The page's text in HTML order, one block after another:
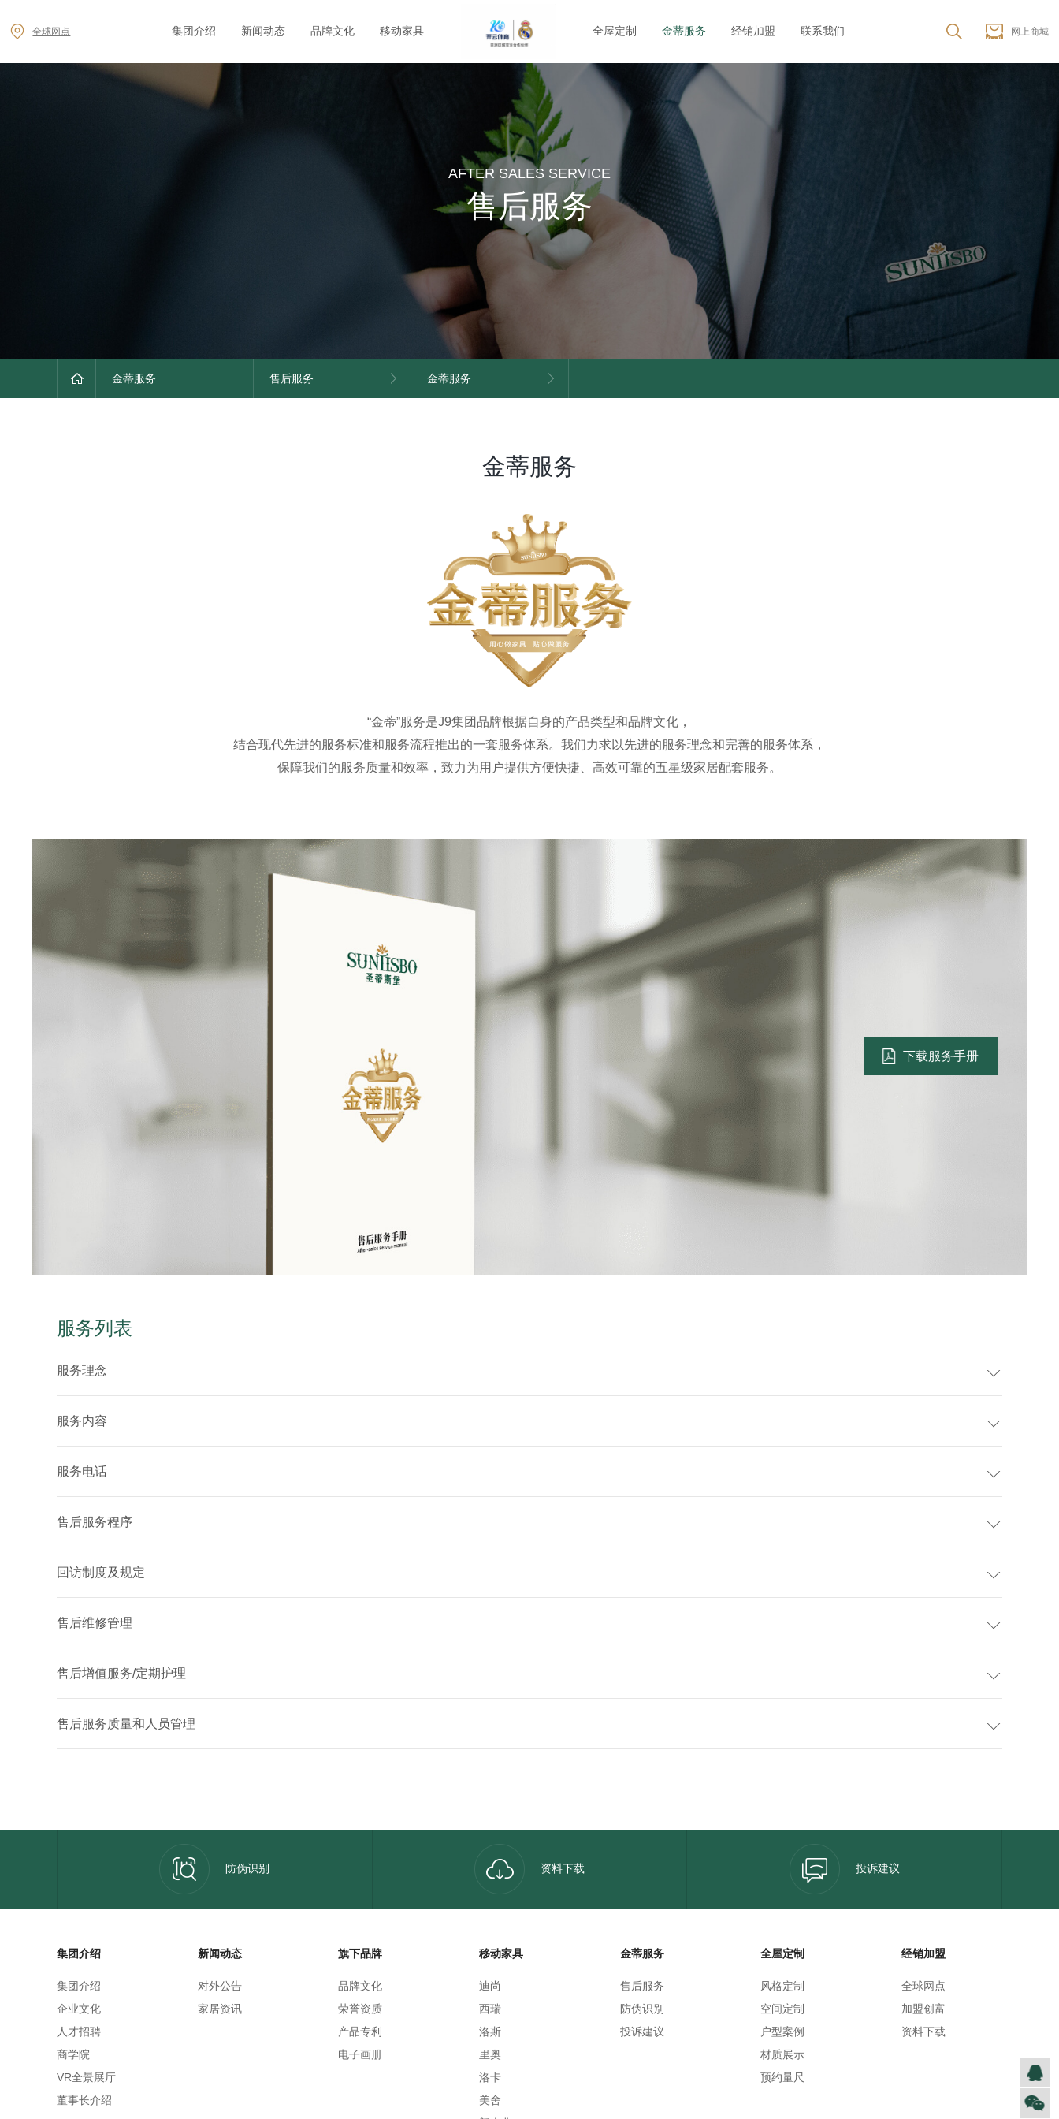
全球网点 集团介绍 新闻动态 品牌文化 移动家具 全屋定制 金蒂服务 经销加盟 联系我们 网上商城
AFTER SALES SERVICE
售后服务
金蒂服务 售后服务 金蒂服务
金蒂服务
“金蒂”服务是J9集团品牌根据自身的产品类型和品牌文化，
结合现代先进的服务标准和服务流程推出的一套服务体系。我们力求以先进的服务理念和完善的服务体系，
保障我们的服务质量和效率，致力为用户提供方便快捷、高效可靠的五星级家居配套服务。
下载服务手册
服务列表
服务理念
服务内容
服务电话
售后服务程序
回访制度及规定
售后维修管理
售后增值服务/定期护理
售后服务质量和人员管理
防伪识别 资料下载 投诉建议
集团介绍
集团介绍
企业文化
人才招聘
商学院
VR全景展厅
董事长介绍
新闻动态
对外公告
家居资讯
旗下品牌
品牌文化
荣誉资质
产品专利
电子画册
移动家具
迪尚
西瑞
洛斯
里奥
洛卡
美舍
金蒂服务
售后服务
防伪识别
投诉建议
全屋定制
风格定制
空间定制
户型案例
材质展示
预约量尺
经销加盟
全球网点
加盟创富
资料下载